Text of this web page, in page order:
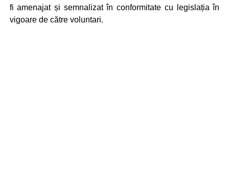
fi amenajat și semnalizat în conformitate cu legislația în
vigoare de către voluntari.